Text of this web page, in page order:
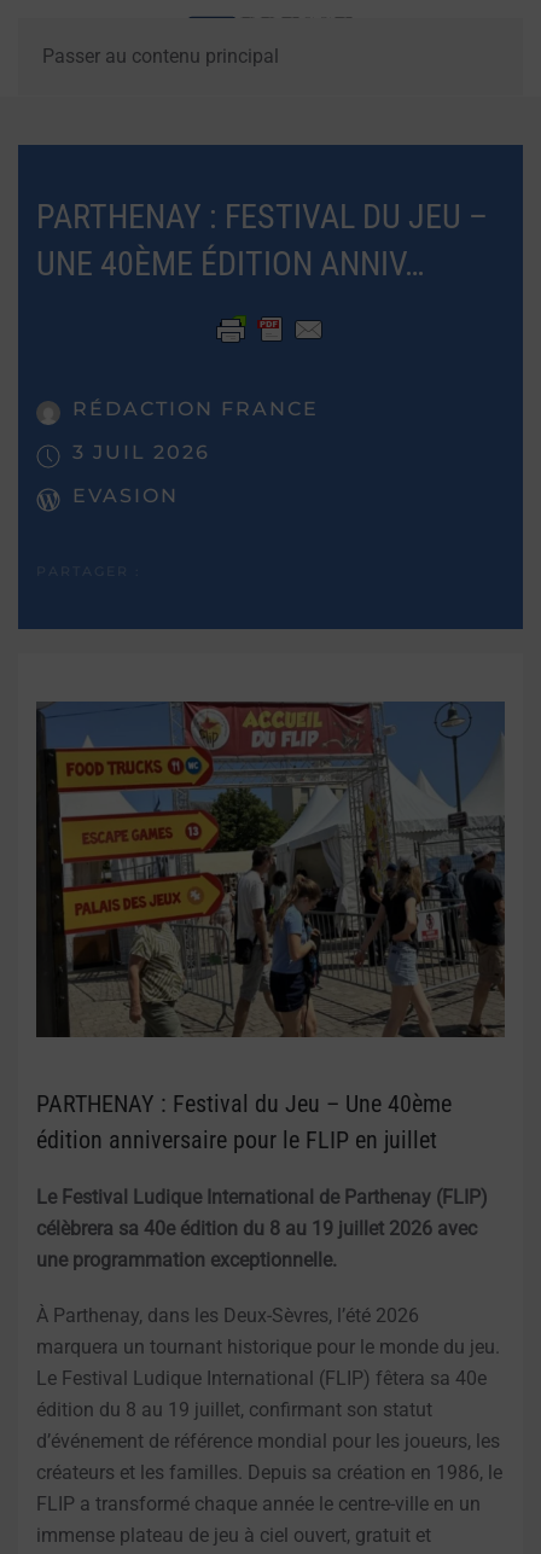
Passer au contenu principal
PARTHENAY : FESTIVAL DU JEU –
UNE 40ÈME ÉDITION ANNIV…
RÉDACTION FRANCE
3 JUIL 2026
EVASION
PARTHENAY : Festival du Jeu – Une 40ème
édition anniversaire pour le FLIP en juillet
Le Festival Ludique International de Parthenay (FLIP)
célèbrera sa 40e édition du 8 au 19 juillet 2026 avec
une programmation exceptionnelle.
À Parthenay, dans les Deux-Sèvres, l’été 2026
marquera un tournant historique pour le monde du jeu.
Le Festival Ludique International (FLIP) fêtera sa 40e
édition du 8 au 19 juillet, confirmant son statut
d’événement de référence mondial pour les joueurs, les
créateurs et les familles. Depuis sa création en 1986, le
FLIP a transformé chaque année le centre-ville en un
immense plateau de jeu à ciel ouvert, gratuit et